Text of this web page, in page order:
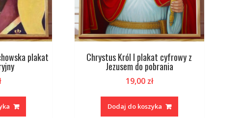
plakat Chrystus Król I plakat cyfrowy z
Jezusem do pobrania
19,00 zł
Dodaj do koszyka